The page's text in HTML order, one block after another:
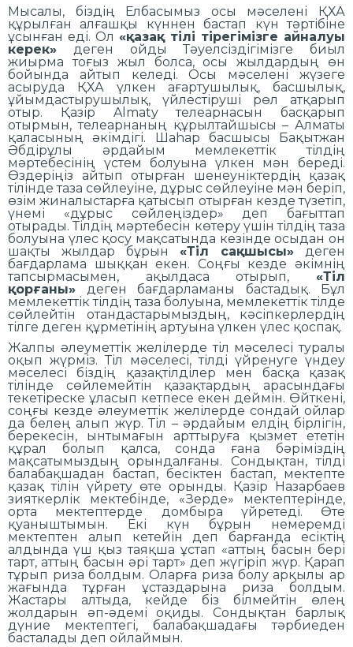
Мысалы, біздің Елбасымыз осы мәселені ҚХА
құрылған алғашқы күннен бастап күн тәртібіне
ұсынған еді. Ол «қазақ тілі тірегімізге айналуы
керек» деген ойды Тәуелсіздігімізге биыл
жиырма тоғыз жыл болса, осы жылдардың өн
бойында айтып келеді. Осы мәселені жүзеге
асыруда ҚХА үлкен ағартушылық, басшылық,
ұйымдастырушылық, үйлестіруші рөл атқарып
отыр. Қазір Almaty телеарнасын басқарып
отырмын, телеарнаның құрылтайшысы – Алматы
қаласының әкімдігі. Шаһар басшысы Бақытжан
Әбдірұлы әрдайым мемлекеттік тілдің
мәртебесінің үстем болуына үлкен мән береді.
Өздеріңіз айтып отырған шенеуніктердің қазақ
тілінде таза сөйлеуіне, дұрыс сөйлеуіне мән беріп,
өзім жиналыстарға қатысып отырған кезде түзетіп,
үнемі «дұрыс сөйлеңіздер» деп бағыттап
отырады. Тілдің мәртебесін көтеру үшін тілдің таза
болуына үлес қосу мақсатында кезінде осыдан он
шақты жылдар бұрын «Тіл сақшысы» деген
бағдарлама шыққан екен. Соңғы кезде әкімнің
тапсырмасымен, ақылдаса отырып, «Тіл
қорғаны» деген бағдарламаны бастадық. Бұл
мемлекеттік тілдің таза болуына, мемлекеттік тілде
сөйлейтін отандастарымыздың, кәсіпкерлердің
тілге деген құрметінің артуына үлкен үлес қоспақ.
Жалпы әлеуметтік желілерде тіл мәселесі туралы
оқып жүрміз. Тіл мәселесі, тілді үйренуге үндеу
мәселесі біздің қазақтілділер мен басқа қазақ
тілінде сөйлемейтін қазақтардың арасындағы
текетіреске ұласып кетпесе екен деймін. Өйткені,
соңғы кезде әлеуметтік желілерде сондай ойлар
да белең алып жүр. Тіл – әрдайым елдің бірлігін,
берекесін, ынтымағын арттыруға қызмет ететін
құрал болып қалса, сонда ғана бәріміздің
мақсатымыздың орындалғаны. Сондықтан, тілді
балабақшадан бастап, бесіктен бастап, мектепте
қазақ тілін үйрету өте орынды. Қазір Назарбаев
зияткерлік мектебінде, «Зерде» мектептерінде,
орта мектептерде домбыра үйретеді. Өте
қуаныштымын. Екі күн бұрын немеремді
мектептен алып кетейін деп барғанда есіктің
алдында үш қыз таяқша ұстап «аттың басын бері
тарт, аттың басын әрі тарт» деп жүгіріп жүр. Қарап
тұрып риза болдым. Оларға риза болу арқылы ар
жағында тұрған ұстаздарына риза болдым.
Жастары алтыда, кейде біз білмейтін өлең
жолдарын әп-әдемі оқиды. Сондықтан барлық
дүние мектептегі, балабақшадағы тәрбиеден
басталады деп ойлаймын.